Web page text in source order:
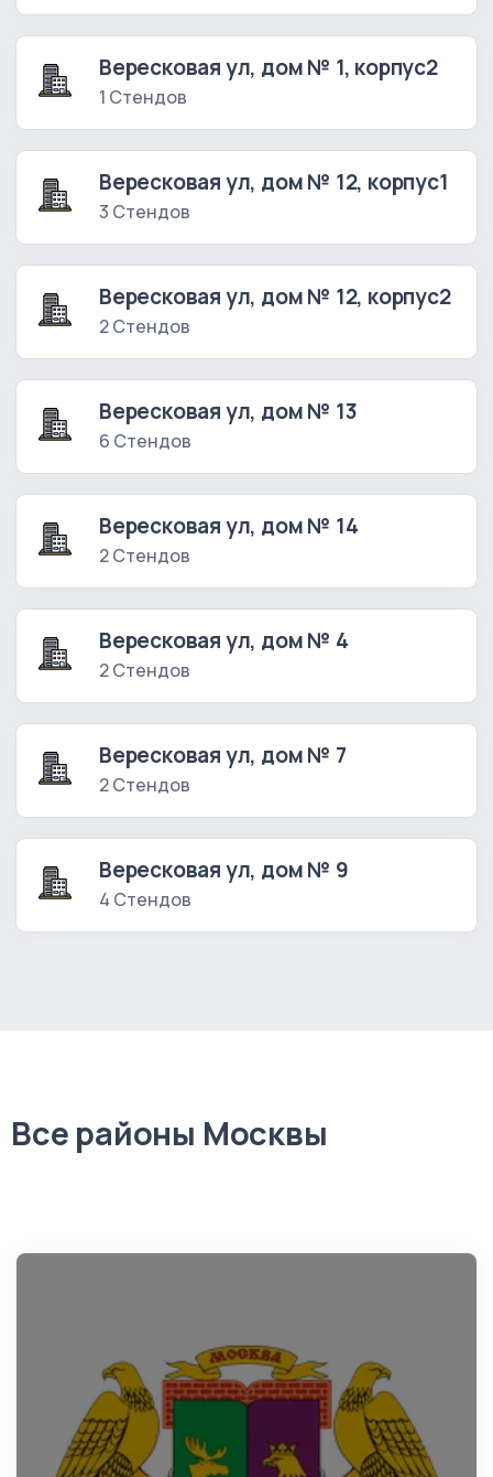
Вересковая ул, дом № 1, корпус2
1 Стендов
Вересковая ул, дом № 12, корпус1
3 Стендов
Вересковая ул, дом № 12, корпус2
2 Стендов
Вересковая ул, дом № 13
6 Стендов
Вересковая ул, дом № 14
2 Стендов
Вересковая ул, дом № 4
2 Стендов
Вересковая ул, дом № 7
2 Стендов
Вересковая ул, дом № 9
4 Стендов
Все районы Москвы